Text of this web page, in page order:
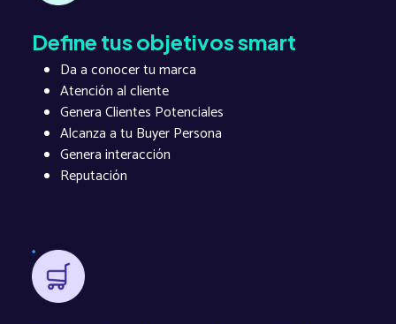
Define tus objetivos smart
Da a conocer tu marca
Atención al cliente
Genera Clientes Potenciales
Alcanza a tu Buyer Persona
Genera interacción
Reputación